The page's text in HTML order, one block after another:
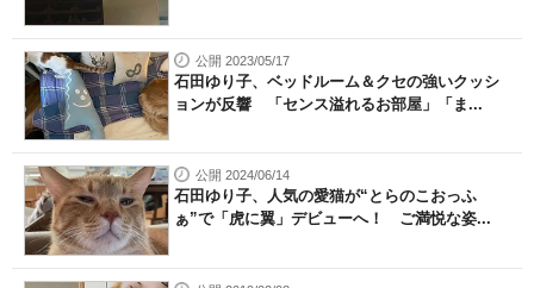
公開 2023/05/17
石田ゆり子、ベッドルーム＆クセの強いクッシ
ョンが反響 「センス溢れるお部屋」「ま...
公開 2024/06/14
石田ゆり子、人気の愛猫が“とらのこおっふ
ぁ”で「虎に翼」デビューへ！ ご満悦な姿...